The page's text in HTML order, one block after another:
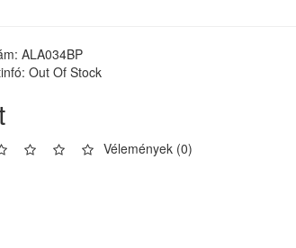
ALA034BP
Out Of Stock
Vélemények (0)